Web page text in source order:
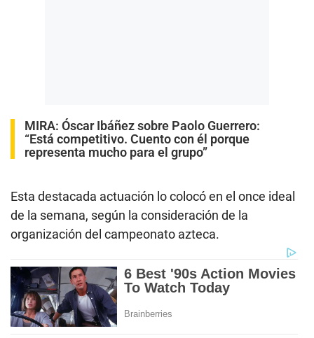
MIRA: Óscar Ibáñez sobre Paolo Guerrero:
“Está competitivo. Cuento con él porque
representa mucho para el grupo”
Esta destacada actuación lo colocó en el once ideal
de la semana, según la consideración de la
organización del campeonato azteca.